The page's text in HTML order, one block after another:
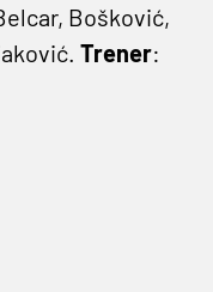
Bošković,
Trener: